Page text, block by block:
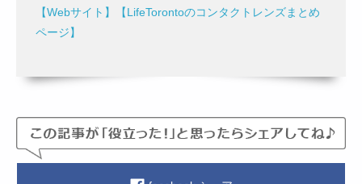
【Webサイト】
【LifeTorontoのコンタクトレンズまとめ
ページ】